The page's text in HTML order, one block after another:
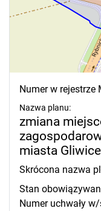
Numer w rejestrze
Nazwa planu:
zmiana
miasta Gliwice
Skrócona nazwa
Stan
Numer uchwały